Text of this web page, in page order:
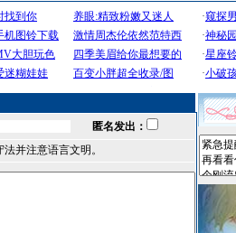
匿名发出：
并注意语言文明。